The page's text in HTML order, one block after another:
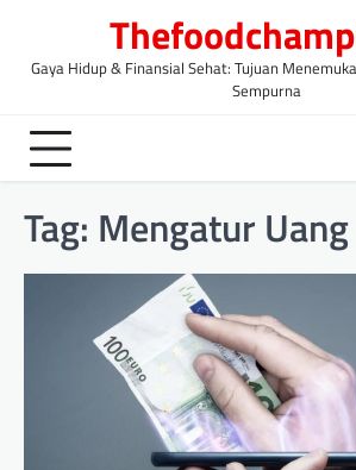
contentGaya Hidup & Finansial Sehat: Tujuan
Sempurna
Tag: Mengatur Uang